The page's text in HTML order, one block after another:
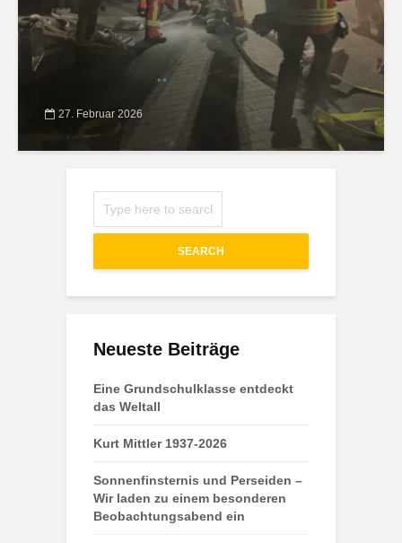
27. Februar 2026
SEARCH
Neueste Beiträge
Eine Grundschulklasse entdeckt
das Weltall
Kurt Mittler 1937-2026
Sonnenfinsternis und Perseiden –
Wir laden zu einem besonderen
Beobachtungsabend ein